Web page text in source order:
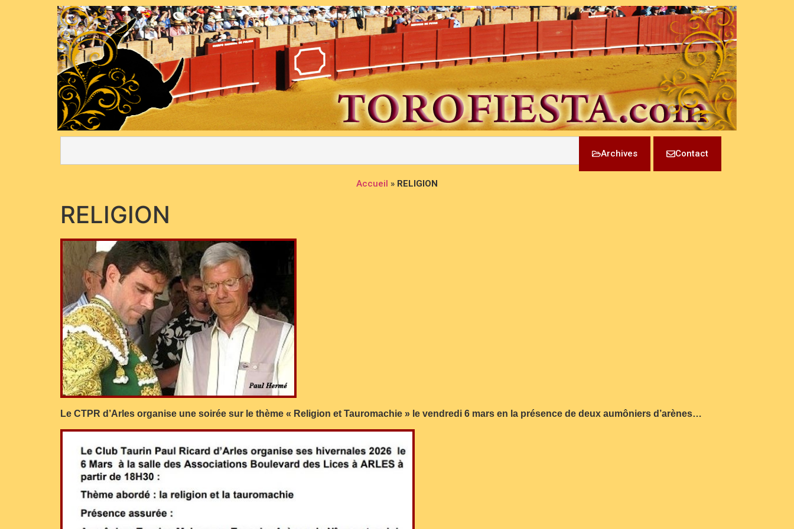
Archives Contact
Accueil » RELIGION
RELIGION
Le CTPR d’Arles organise une soirée sur le thème « Religion et Tauromachie » le vendredi 6 mars en la présence de deux aumôniers d’arènes…